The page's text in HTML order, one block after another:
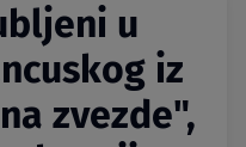
u
iz
zvezde",